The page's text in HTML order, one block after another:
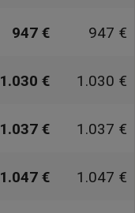
947 € 947 €
1.030 € 1.030 €
1.037 € 1.037 €
1.047 € 1.047 €